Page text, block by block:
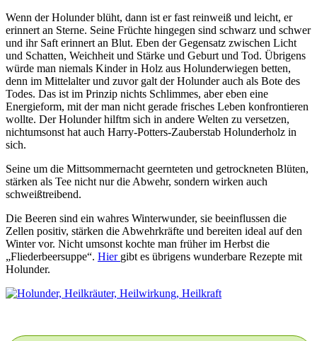
Wenn der Holunder blüht, dann ist er fast reinweiß und leicht, er
erinnert an Sterne. Seine Früchte hingegen sind schwarz und schwer
und ihr Saft erinnert an Blut. Eben der Gegensatz zwischen Licht
und Schatten, Weichheit und Stärke und Geburt und Tod. Übrigens
würde man niemals Kinder in Holz aus Holunderwiegen betten,
denn im Mittelalter und zuvor galt der Holunder auch als Bote des
Todes. Das ist im Prinzip nichts Schlimmes, aber eben eine
Energieform, mit der man nicht gerade frisches Leben konfrontieren
wollte. Der Holunder hilftm sich in andere Welten zu versetzen,
nichtumsonst hat auch Harry-Potters-Zauberstab Holunderholz in
sich.
Seine um die Mittsommernacht geernteten und getrockneten Blüten,
stärken als Tee nicht nur die Abwehr, sondern wirken auch
schweißtreibend.
Die Beeren sind ein wahres Winterwunder, sie beeinflussen die
Zellen positiv, stärken die Abwehrkräfte und bereiten ideal auf den
Winter vor. Nicht umsonst kochte man früher im Herbst die
„Fliederbeersuppe“. Hier gibt es übrigens wunderbare Rezepte mit
Holunder.